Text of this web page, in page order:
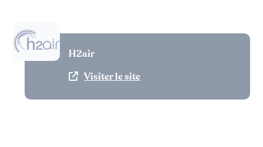
H2air
Visiter le site